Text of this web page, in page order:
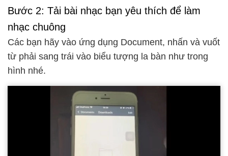
Bước 2: Tải bài nhạc bạn yêu thích để làm
nhạc chuông
Các bạn hãy vào ứng dụng Document, nhấn và vuốt
từ phải sang trái vào biểu tượng la bàn như trong
hình nhé.